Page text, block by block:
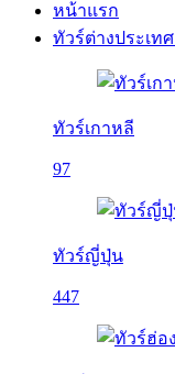
หน้าแรก
ทัวร์ต่างประเทศ
ทัวร์เกาหลี
97
ทัวร์ญี่ปุ่น
447